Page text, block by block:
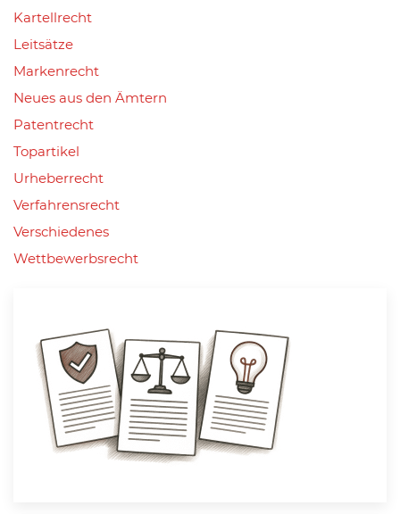
Kartellrecht
Leitsätze
Markenrecht
Neues aus den Ämtern
Patentrecht
Topartikel
Urheberrecht
Verfahrensrecht
Verschiedenes
Wettbewerbsrecht